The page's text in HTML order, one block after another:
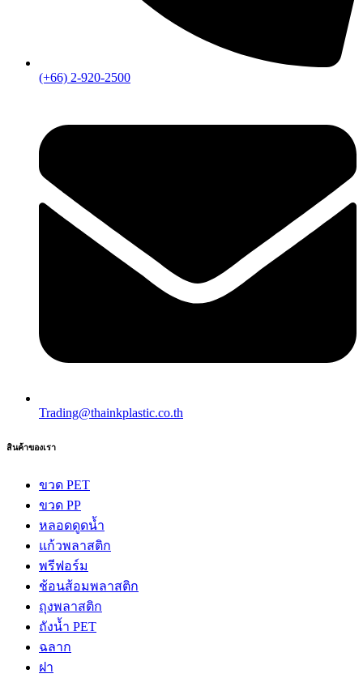
(+66) 2-920-2500
Trading@thainkplastic.co.th
สินค้าของเรา
ขวด PET
ขวด PP
หลอดดูดน้ำ
แก้วพลาสติก
พรีฟอร์ม
ช้อนส้อมพลาสติก
ถุงพลาสติก
ถังน้ำ PET
ฉลาก
ฝา